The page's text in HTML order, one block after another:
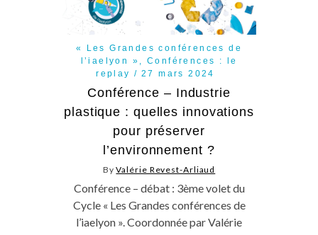
« Les Grandes conférences de
l’iaelyon »
Conférences : le
replay
27 mars 2024
Conférence – Industrie
plastique : quelles innovations
pour préserver
l’environnement ?
ByValérie Revest-Arliaud
Conférence – débat : 3ème volet du
Cycle « Les Grandes conférences de
l’iaelyon ». Coordonnée par Valérie